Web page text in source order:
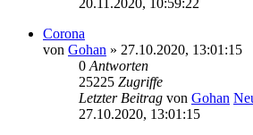
Corona
von Gohan » 27.10.2020, 13:01:15
0 Antworten
25225 Zugriffe
Letzter Beitrag von Gohan
27.10.2020, 13:01:15